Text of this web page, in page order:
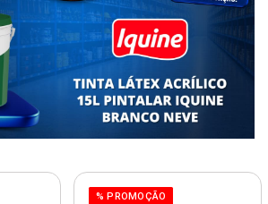
% PROMOÇÃO